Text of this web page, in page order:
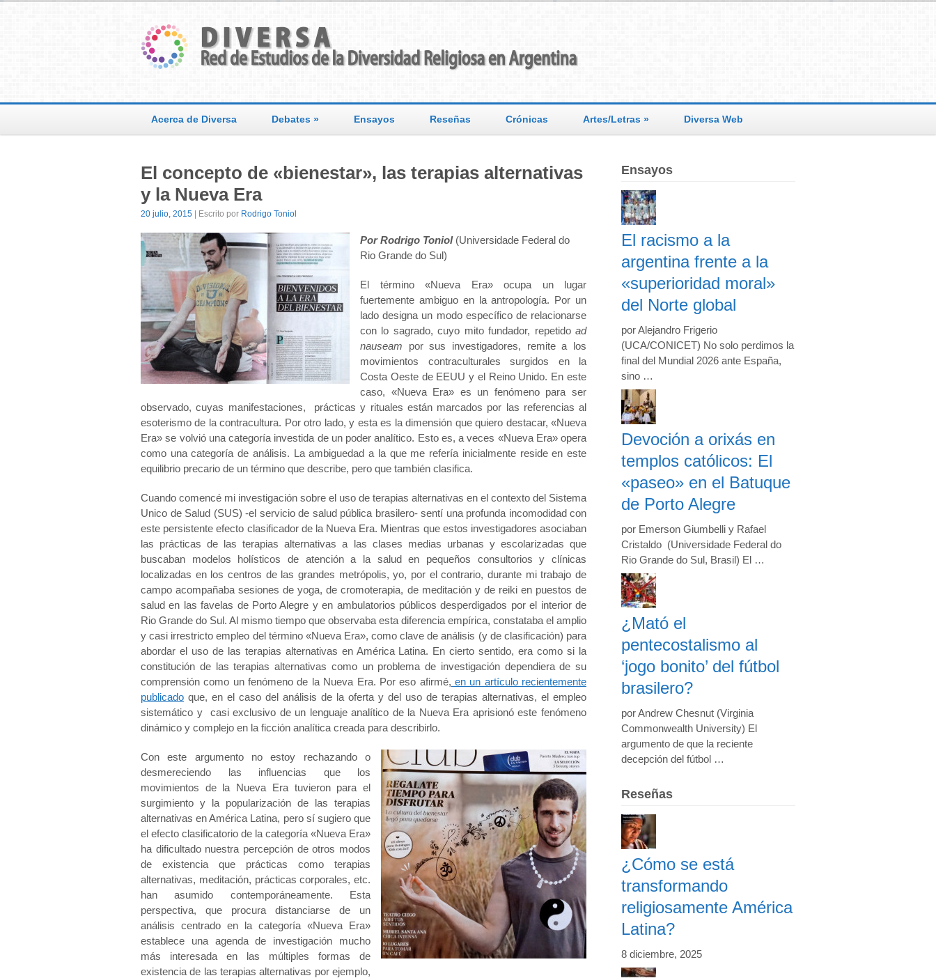
Acerca de Diversa Debates » Ensayos Reseñas Crónicas Artes/Letras » Diversa Web
El concepto de «bienestar», las terapias alternativas
y la Nueva Era
20 julio, 2015 | Escrito por Rodrigo Toniol
Por Rodrigo Toniol (Universidade Federal do
Rio Grande do Sul)
El término «Nueva Era» ocupa un lugar
fuertemente ambiguo en la antropología. Por un
lado designa un modo específico de relacionarse
con lo sagrado, cuyo mito fundador, repetido ad
nauseam por sus investigadores, remite a los
movimientos contraculturales surgidos en la
Costa Oeste de EEUU y el Reino Unido. En este
caso, «Nueva Era» es un fenómeno para ser
observado, cuyas manifestaciones, prácticas y rituales están marcados por las referencias al
esoterismo de la contracultura. Por otro lado, y esta es la dimensión que quiero destacar, «Nueva
Era» se volvió una categoría investida de un poder analítico. Esto es, a veces «Nueva Era» opera
como una categoría de análisis. La ambiguedad a la que me refería inicialmente reside en este
equilibrio precario de un término que describe, pero que también clasifica.
Cuando comencé mi investigación sobre el uso de terapias alternativas en el contexto del Sistema
Unico de Salud (SUS) -el servicio de salud pública brasilero- sentí una profunda incomodidad con
este persistente efecto clasificador de la Nueva Era. Mientras que estos investigadores asociaban
las prácticas de las terapias alternativas a las clases medias urbanas y escolarizadas que
buscaban modelos holísticos de atención a la salud en pequeños consultorios y clínicas
localizadas en los centros de las grandes metrópolis, yo, por el contrario, durante mi trabajo de
campo acompañaba sesiones de yoga, de cromoterapia, de meditación y de reiki en puestos de
salud en las favelas de Porto Alegre y en ambulatorios públicos desperdigados por el interior de
Rio Grande do Sul. Al mismo tiempo que observaba esta diferencia empírica, constataba el amplio
y casi irrestricto empleo del término «Nueva Era», como clave de análisis (y de clasificación) para
abordar el uso de las terapias alternativas en América Latina. En cierto sentido, era como si la
constitución de las terapias alternativas como un problema de investigación dependiera de su
comprensión como un fenómeno de la Nueva Era. Por eso afirmé, en un artículo recientemente
publicado que, en el caso del análisis de la oferta y del uso de terapias alternativas, el empleo
sistemático y casi exclusivo de un lenguaje analítico de la Nueva Era aprisionó este fenómeno
dinámico y complejo en la ficción analítica creada para describirlo.
Con este argumento no estoy rechazando o
desmereciendo las influencias que los
movimientos de la Nueva Era tuvieron para el
surgimiento y la popularización de las terapias
alternativas en América Latina, pero sí sugiero que
el efecto clasificatorio de la categoría «Nueva Era»
ha dificultado nuestra percepción de otros modos
de existencia que prácticas como terapias
alternativas, meditación, prácticas corporales, etc.
han asumido contemporáneamente. Esta
perspectiva, que procura distanciarse de un
análisis centrado en la categoría «Nueva Era»
establece una agenda de investigación mucho
más interesada en las múltiples formas de
existencia de las terapias alternativas por ejemplo,
Ensayos
El racismo a la
argentina frente a la
«superioridad moral»
del Norte global
por Alejandro Frigerio
(UCA/CONICET) No solo perdimos la
final del Mundial 2026 ante España,
sino …
Devoción a orixás en
templos católicos: El
«paseo» en el Batuque
de Porto Alegre
por Emerson Giumbelli y Rafael
Cristaldo (Universidade Federal do
Rio Grande do Sul, Brasil) El …
¿Mató el
pentecostalismo al
‘jogo bonito’ del fútbol
brasilero?
por Andrew Chesnut (Virginia
Commonwealth University) El
argumento de que la reciente
decepción del fútbol …
Reseñas
¿Cómo se está
transformando
religiosamente América
Latina?
8 diciembre, 2025